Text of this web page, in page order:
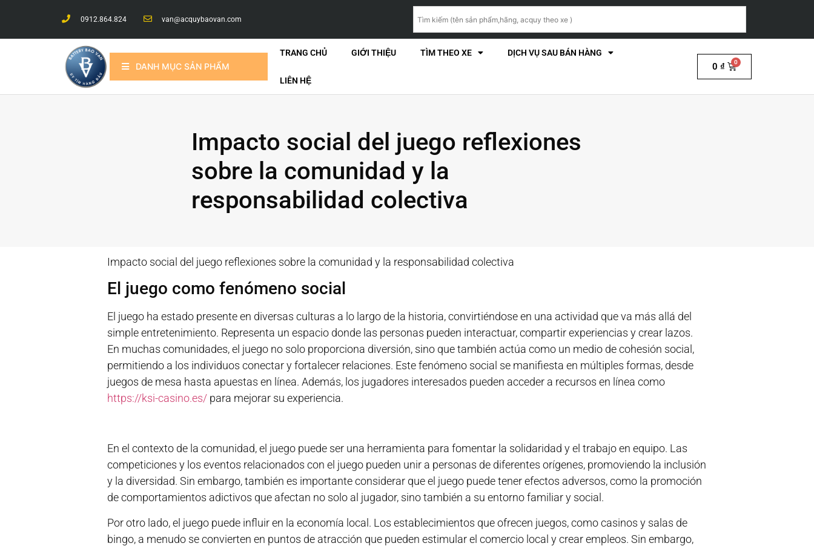
0912.864.824 van@acquybaovan.com
DANH MỤC SẢN PHẨM
TRANG CHỦ GIỚI THIỆU TÌM THEO XE DỊCH VỤ SAU BÁN HÀNG
LIÊN HỆ
0 ₫
Impacto social del juego reflexiones
sobre la comunidad y la
responsabilidad colectiva
Impacto social del juego reflexiones sobre la comunidad y la responsabilidad colectiva
El juego como fenómeno social
El juego ha estado presente en diversas culturas a lo largo de la historia, convirtiéndose en una actividad que va más allá del
simple entretenimiento. Representa un espacio donde las personas pueden interactuar, compartir experiencias y crear lazos.
En muchas comunidades, el juego no solo proporciona diversión, sino que también actúa como un medio de cohesión social,
permitiendo a los individuos conectar y fortalecer relaciones. Este fenómeno social se manifiesta en múltiples formas, desde
juegos de mesa hasta apuestas en línea. Además, los jugadores interesados pueden acceder a recursos en línea como
https://ksi-casino.es/ para mejorar su experiencia.
En el contexto de la comunidad, el juego puede ser una herramienta para fomentar la solidaridad y el trabajo en equipo. Las
competiciones y los eventos relacionados con el juego pueden unir a personas de diferentes orígenes, promoviendo la inclusión
y la diversidad. Sin embargo, también es importante considerar que el juego puede tener efectos adversos, como la promoción
de comportamientos adictivos que afectan no solo al jugador, sino también a su entorno familiar y social.
Por otro lado, el juego puede influir en la economía local. Los establecimientos que ofrecen juegos, como casinos y salas de
bingo, a menudo se convierten en puntos de atracción que pueden estimular el comercio local y crear empleos. Sin embargo,